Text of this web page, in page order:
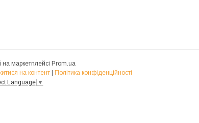
маркетплейсі Prom.ua
на контент | Політика конфіденційності
Language ▼